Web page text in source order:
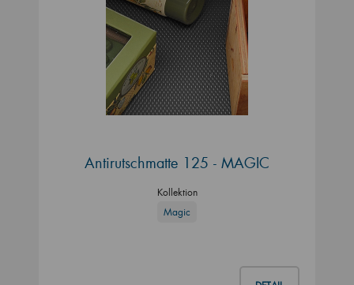
Antirutschmatte 125 - MAGIC
Kollektion
Magic